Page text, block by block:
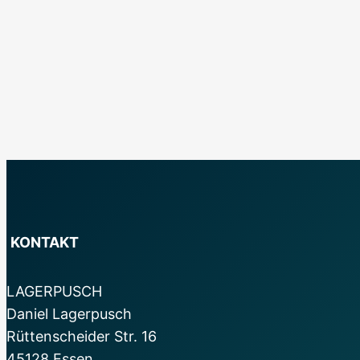
KONTAKT
LAGERPUSCH
Daniel Lagerpusch
Rüttenscheider Str. 16